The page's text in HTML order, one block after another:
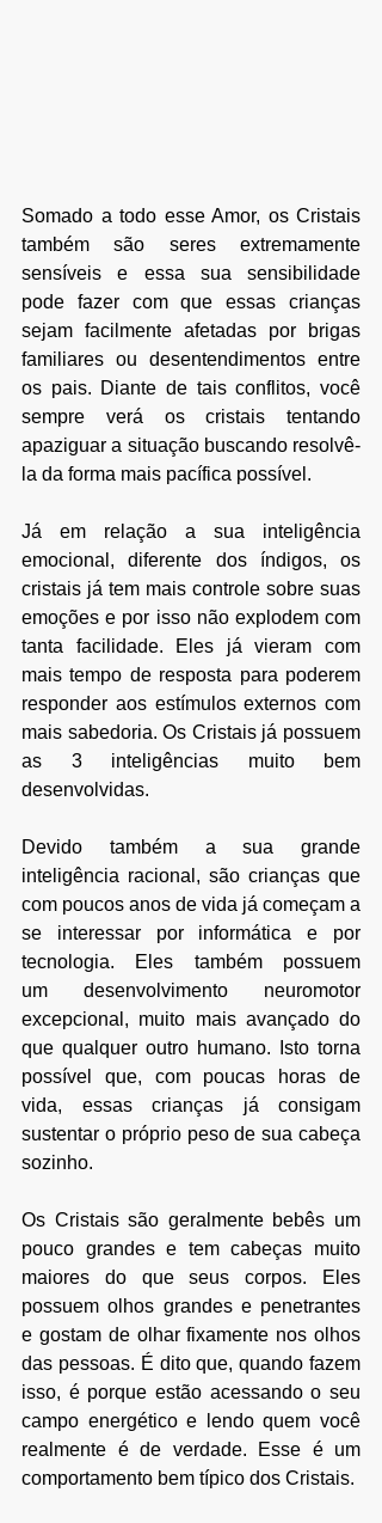
Somado a todo esse Amor, os Cristais
também são seres extremamente
sensíveis e essa sua sensibilidade
pode fazer com que essas crianças
sejam facilmente afetadas por brigas
familiares ou desentendimentos entre
os pais. Diante de tais conflitos, você
sempre verá os cristais tentando
apaziguar a situação buscando resolvê-
la da forma mais pacífica possível.
Já em relação a sua inteligência
emocional, diferente dos índigos, os
cristais já tem mais controle sobre suas
emoções e por isso não explodem com
tanta facilidade. Eles já vieram com
mais tempo de resposta para poderem
responder aos estímulos externos com
mais sabedoria. Os Cristais já possuem
as 3 inteligências muito bem
desenvolvidas.
Devido também a sua grande
inteligência racional, são crianças que
com poucos anos de vida já começam a
se interessar por informática e por
tecnologia. Eles também possuem
um desenvolvimento neuromotor
excepcional, muito mais avançado do
que qualquer outro humano. Isto torna
possível que, com poucas horas de
vida, essas crianças já consigam
sustentar o próprio peso de sua cabeça
sozinho.
Os Cristais são geralmente bebês um
pouco grandes e tem cabeças muito
maiores do que seus corpos. Eles
possuem olhos grandes e penetrantes
e gostam de olhar fixamente nos olhos
das pessoas. É dito que, quando fazem
isso, é porque estão acessando o seu
campo energético e lendo quem você
realmente é de verdade. Esse é um
comportamento bem típico dos Cristais.